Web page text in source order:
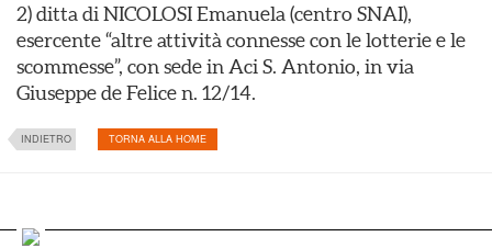
2) ditta di NICOLOSI Emanuela (centro SNAI),
esercente “altre attività connesse con le lotterie e le
scommesse”, con sede in Aci S. Antonio, in via
Giuseppe de Felice n. 12/14.
INDIETRO TORNA ALLA HOME